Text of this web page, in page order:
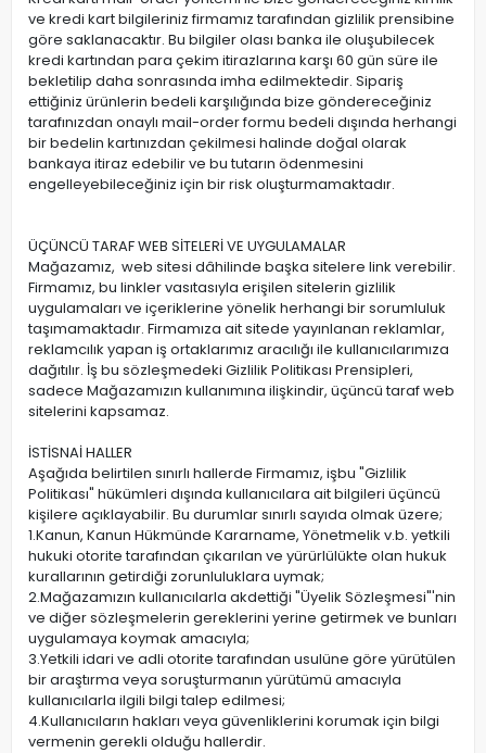
ve kredi kart bilgileriniz firmamız tarafından gizlilik prensibine
göre saklanacaktır. Bu bilgiler olası banka ile oluşubilecek
kredi kartından para çekim itirazlarına karşı 60 gün süre ile
bekletilip daha sonrasında imha edilmektedir. Sipariş
ettiğiniz ürünlerin bedeli karşılığında bize göndereceğiniz
tarafınızdan onaylı mail-order formu bedeli dışında herhangi
bir bedelin kartınızdan çekilmesi halinde doğal olarak
bankaya itiraz edebilir ve bu tutarın ödenmesini
engelleyebileceğiniz için bir risk oluşturmamaktadır.
ÜÇÜNCÜ TARAF WEB SİTELERİ VE UYGULAMALAR
Mağazamız, web sitesi dâhilinde başka sitelere link verebilir.
Firmamız, bu linkler vasıtasıyla erişilen sitelerin gizlilik
uygulamaları ve içeriklerine yönelik herhangi bir sorumluluk
taşımamaktadır. Firmamıza ait sitede yayınlanan reklamlar,
reklamcılık yapan iş ortaklarımız aracılığı ile kullanıcılarımıza
dağıtılır. İş bu sözleşmedeki Gizlilik Politikası Prensipleri,
sadece Mağazamızın kullanımına ilişkindir, üçüncü taraf web
sitelerini kapsamaz.
İSTİSNAİ HALLER
Aşağıda belirtilen sınırlı hallerde Firmamız, işbu "Gizlilik
Politikası" hükümleri dışında kullanıcılara ait bilgileri üçüncü
kişilere açıklayabilir. Bu durumlar sınırlı sayıda olmak üzere;
1.Kanun, Kanun Hükmünde Kararname, Yönetmelik v.b. yetkili
hukuki otorite tarafından çıkarılan ve yürürlülükte olan hukuk
kurallarının getirdiği zorunluluklara uymak;
2.Mağazamızın kullanıcılarla akdettiği "Üyelik Sözleşmesi"'nin
ve diğer sözleşmelerin gereklerini yerine getirmek ve bunları
uygulamaya koymak amacıyla;
3.Yetkili idari ve adli otorite tarafından usulüne göre yürütülen
bir araştırma veya soruşturmanın yürütümü amacıyla
kullanıcılarla ilgili bilgi talep edilmesi;
4.Kullanıcıların hakları veya güvenliklerini korumak için bilgi
vermenin gerekli olduğu hallerdir.